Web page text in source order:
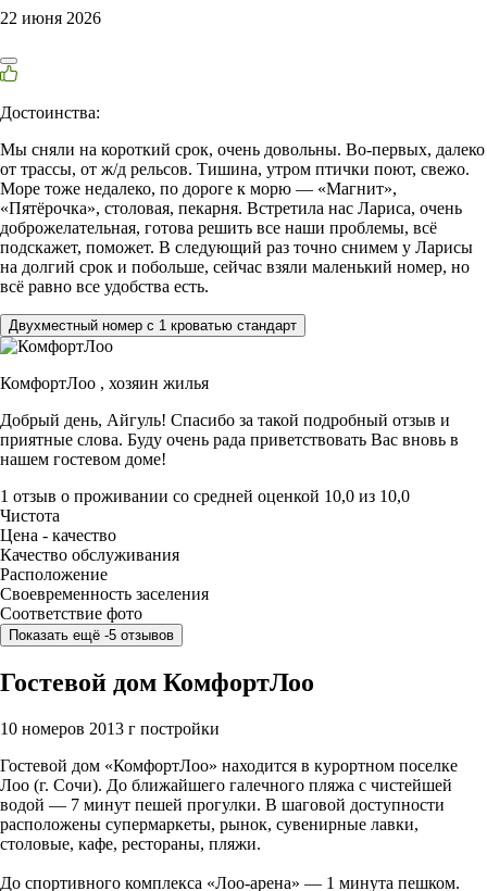
22 июня 2026
Достоинства:
Мы сняли на короткий срок, очень довольны. Во-первых, далеко
от трассы, от ж/д рельсов. Тишина, утром птички поют, свежо.
Море тоже недалеко, по дороге к морю — «Магнит»,
«Пятёрочка», столовая, пекарня. Встретила нас Лариса, очень
доброжелательная, готова решить все наши проблемы, всё
подскажет, поможет. В следующий раз точно снимем у Ларисы
на долгий срок и побольше, сейчас взяли маленький номер, но
всё равно все удобства есть.
Двухместный номер с 1 кроватью стандарт
КомфортЛоо , хозяин жилья
Добрый день, Айгуль! Спасибо за такой подробный отзыв и
приятные слова. Буду очень рада приветствовать Вас вновь в
нашем гостевом доме!
1 отзыв о проживании со средней оценкой 10,0 из 10,0
Чистота
Цена - качество
Качество обслуживания
Расположение
Своевременность заселения
Соответствие фото
Показать ещё -5 отзывов
Гостевой дом КомфортЛоо
10 номеров 2013 г постройки
Гостевой дом «КомфортЛоо» находится в курортном поселке
Лоо (г. Сочи). До ближайшего галечного пляжа с чистейшей
водой — 7 минут пешей прогулки. В шаговой доступности
расположены супермаркеты, рынок, сувенирные лавки,
столовые, кафе, рестораны, пляжи.
До спортивного комплекса «Лоо-арена» — 1 минута пешком.